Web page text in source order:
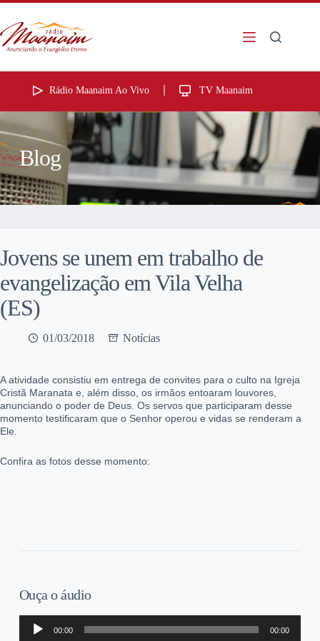
Rádio Maanaim Ao Vivo TV Maanaim
Blog
Jovens se unem em trabalho de
evangelização em Vila Velha
(ES)
01/03/2018 Notícias
A atividade consistiu em entrega de convites para o culto na Igreja
Cristã Maranata e, além disso, os irmãos entoaram louvores,
anunciando o poder de Deus. Os servos que participaram desse
momento testificaram que o Senhor operou e vidas se renderam a
Ele.
Confira as fotos desse momento:
Ouça o áudio
Tocador
00:00 00:00